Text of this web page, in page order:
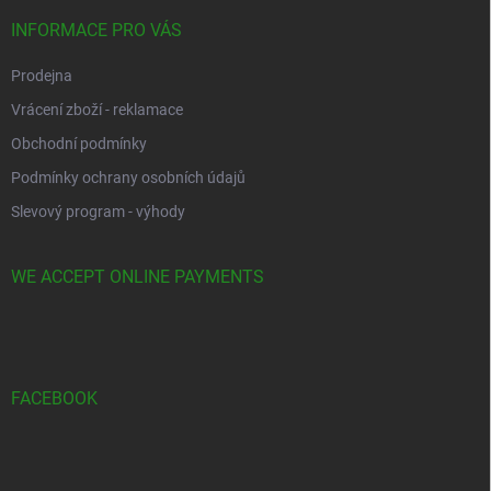
INFORMACE PRO VÁS
Prodejna
Vrácení zboží - reklamace
Obchodní podmínky
Podmínky ochrany osobních údajů
Slevový program - výhody
WE ACCEPT ONLINE PAYMENTS
FACEBOOK